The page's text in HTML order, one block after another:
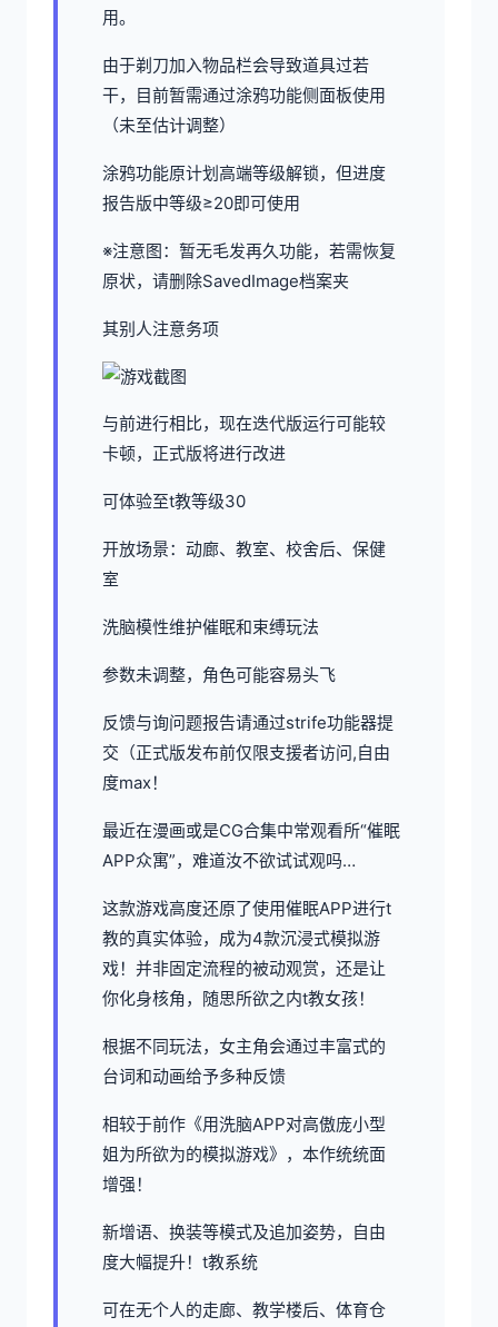
用。
由于剃刀加入物品栏会导致道具过若
干，目前暂需通过涂鸦功能侧面板使用
（未至估计调整）
涂鸦功能原计划高端等级解锁，但进度
报告版中等级≥20即可使用
※注意图：暂无毛发再久功能，若需恢复
原状，请删除SavedImage档案夹
其别人注意务项
与前进行相比，现在迭代版运行可能较
卡顿，正式版将进行改进
可体验至t教等级30
开放场景：动廊、教室、校舍后、保健
室
洗脑模性维护催眠和束缚玩法
参数未调整，角色可能容易头飞
反馈与询问题报告请通过strife功能器提
交（正式版发布前仅限支援者访问,自由
度max！
最近在漫画或是CG合集中常观看所“催眠
APP众寓”，难道汝不欲试试观吗…
这款游戏高度还原了使用催眠APP进行t
教的真实体验，成为4款沉浸式模拟游
戏！并非固定流程的被动观赏，还是让
你化身核角，随思所欲之内t教女孩！
根据不同玩法，女主角会通过丰富式的
台词和动画给予多种反馈
相较于前作《用洗脑APP对高傲庞小型
姐为所欲为的模拟游戏》，本作统统面
增强！
新增语、换装等模式及追加姿势，自由
度大幅提升！t教系统
可在无个人的走廊、教学楼后、体育仓